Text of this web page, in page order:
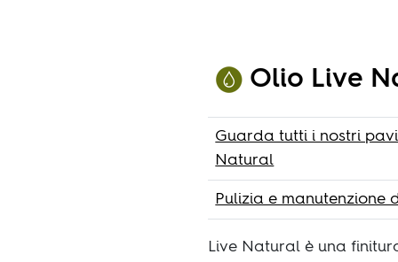
Olio Live
Guarda tutti i nostri
Natural
Pulizia e
Live Natural è una